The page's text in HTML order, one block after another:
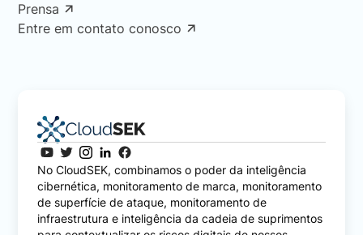
Prensa
Entre em contato conosco
No CloudSEK, combinamos o poder da inteligência
cibernética, monitoramento de marca, monitoramento
de superfície de ataque, monitoramento de
infraestrutura e inteligência da cadeia de suprimentos